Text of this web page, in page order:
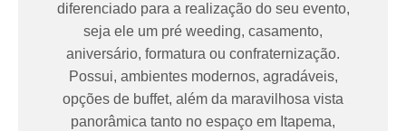
diferenciado para a realização do seu evento,
seja ele um pré weeding, casamento,
aniversário, formatura ou confraternização.
Possui, ambientes modernos, agradáveis,
opções de buffet, além da maravilhosa vista
panorâmica tanto no espaço em Itapema,